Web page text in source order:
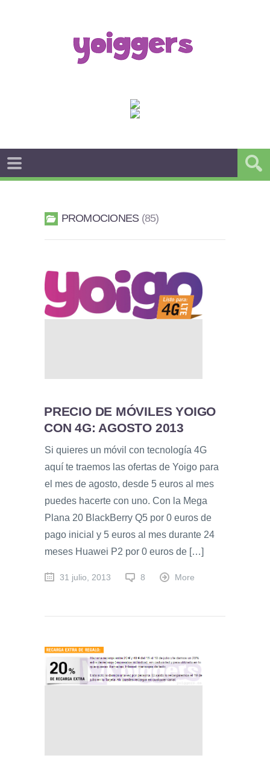
PROMOCIONES 85
PRECIO DE MÓVILES YOIGO
CON 4G: AGOSTO 2013
Si quieres un móvil con tecnología 4G
aquí te traemos las ofertas de Yoigo para
el mes de agosto, desde 5 euros al mes
puedes hacerte con uno. Con la Mega
Plana 20 BlackBerry Q5 por 0 euros de
pago inicial y 5 euros al mes durante 24
meses Huawei P2 por 0 euros de […]
31 julio, 2013 8 More